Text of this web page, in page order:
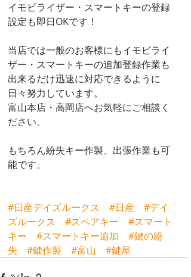
イモビライザー・スマートキーの登録
設定も即日OKです！
当店では一般のお客様にもイモビライ
ザー・スマートキーの追加登録作業も
出来るだけ迅速に対応できるように
日々努力しています。
富山本店・高岡店へお気軽にご相談く
ださい。
もちろん紛失キー作製、出張作業も可
能です。
#日産デイズルークス #日産
#デイ
ズルークス
#スペアキー
#スマート
キー
#スマートキー追加
#鍵の紛
失
#鍵作製 #富山 #鍵屋